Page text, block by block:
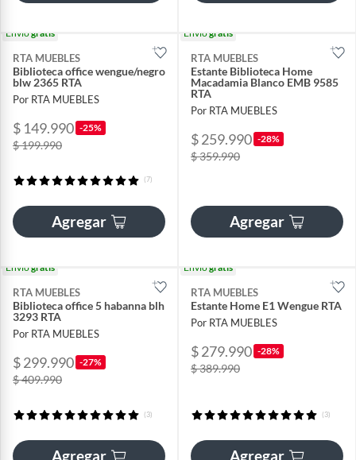
Envíogratis
RTA MUEBLES
Biblioteca office wengue/negro
blw 2365 RTA
Por RTA MUEBLES
$ 149.990 -25%
$ 199.990
(7)
Agregar
Envíogratis
RTA MUEBLES
Estante Biblioteca Home
Macadamia Blanco EMB 9585
RTA
Por RTA MUEBLES
$ 259.990 -28%
$ 359.990
Agregar
Envíogratis
RTA MUEBLES
Biblioteca office 5 habanna blh
3293 RTA
Por RTA MUEBLES
$ 299.990 -27%
$ 409.990
(3)
Agregar
Envíogratis
RTA MUEBLES
Estante Home E1 Wengue RTA
Por RTA MUEBLES
$ 279.990 -28%
$ 389.990
(3)
Agregar